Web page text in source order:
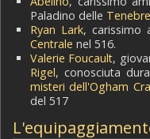
Paladino delle Tenebre
Ryan Lark, carissimo
Centrale nel 516.
Valerie Foucault,
Rigel, conosciuta
misteri dell'Ogham
del 517